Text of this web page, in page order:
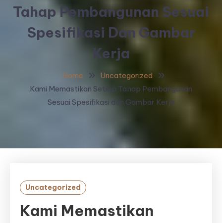
Tahap Pembangunan Sesuai
Spesifikasi Dan Gambar
Kerja
Home
Uncategorized
Kami Memastikan Setiap Tahap Pembangunan
Sesuai Spesifikasi dan Gambar Kerja
Uncategorized
Kami Memastikan